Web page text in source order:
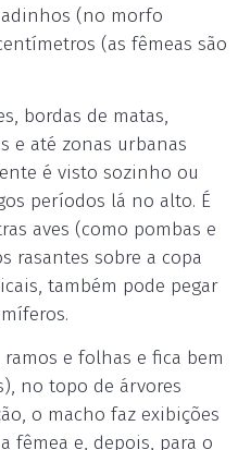
(no morfo
(as fêmeas são
bordas de matas,
e até zonas urbanas
é visto sozinho ou
períodos lá no alto. É
aves (como pombas e
rasantes sobre a copa
também pode pegar
e folhas e fica bem
no topo de árvores
o macho faz exibições
fêmea e, depois, para o